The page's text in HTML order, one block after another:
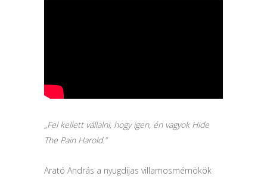
„Fel kellett vállalni, hogy igen, én vagyok Hide
The Pain Harold.”
Arató András a nyugdíjas villamosmérnökök